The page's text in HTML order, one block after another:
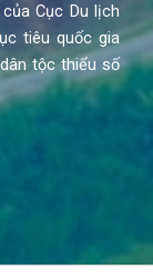
Cục Du lịch
tiêu quốc gia
tộc thiểu số